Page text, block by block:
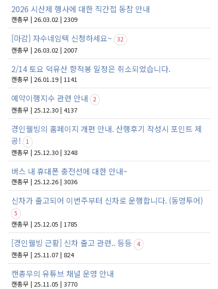
2026 시산제 행사에 대한 직간접 동참 안내
캔총무 | 26.03.02 | 2309
[마감] 자수네임텍 신청하세요~ 32
캔총무 | 26.03.02 | 2007
2/14 토요 덕유산 향적봉 일정은 취소되었습니다.
캔총무 | 26.01.19 | 1141
예약이행지수 관련 안내 2
캔총무 | 25.12.30 | 4137
경인웰빙의 홈페이지 개편 안내. 산행후기 작성시 포인트 제
공!
1
캔총무 | 25.12.30 | 3248
버스 내 휴대폰 충전선에 대한 안내~
캔총무 | 25.12.26 | 3036
신차가 출고되어 이번주부터 신차로 운행합니다. (동영투어)
5
캔총무 | 25.12.05 | 1785
[경인웰빙 근황] 신차 출고 관련.. 등등 4
캔총무 | 25.11.07 | 824
캔총무의 유튜브 채널 운영 안내
캔총무 | 25.11.05 | 3770